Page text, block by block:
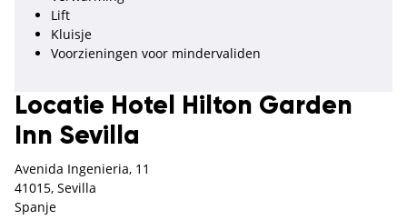
Lift
Kluisje
Voorzieningen voor mindervaliden
Locatie Hotel Hilton Garden
Inn Sevilla
Avenida Ingenieria, 11
41015, Sevilla
Spanje